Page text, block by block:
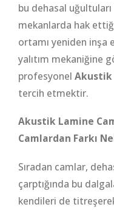
bu dehasal
mekanlarda hak
ortamı yeniden inşa
yalıtım mekaniğine
profesyonel Akustik
tercih etmektir.
Akustik Lamine
Camlardan Farkı
Sıradan camlar,
çarptığında bu
kendileri de